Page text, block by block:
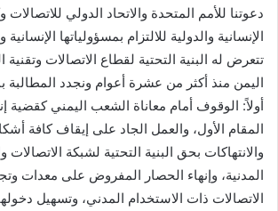
دعوتنا للأمم المتحدة والاتحاد الدولي
الإنسانية والدولية للالتزام بمسؤولياتها الإنسانية
تتعرض له البنية التحتية لقطاع الاتصالات
اليمن منذ أكثر من عشرة أعوام ونجدد المطالبة
أولاً: الوقوف أمام معاناة الشعب اليمني كقضية
المقام الأول، والعمل الجاد على إيقاف كافة
والانتهاكات بحق البنية التحتية لشبكة الاتصالات
المدنية، وإنهاء الحصار المفروض على معدات
الاتصالات ذات الاستخدام المدني، وتسهيل